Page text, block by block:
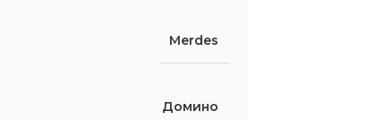
Merdes
Домино